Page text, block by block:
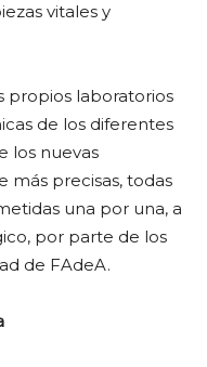
vitales y
propios laboratorios
de los diferentes
los nuevas
precisas, todas
una por una, a
por parte de los
de FAdeA.